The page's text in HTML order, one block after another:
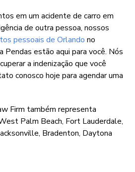
em um acidente de carro em
de outra pessoa, nossos
pessoais de Orlando no
Pendas estão aqui para você. Nós
a indenização que você
conosco hoje para agendar uma
Firm também representa
Palm Beach, Fort Lauderdale,
Bradenton, Daytona